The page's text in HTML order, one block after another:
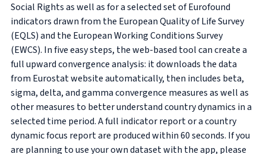
Social Rights as well as for a selected set of Eurofound
indicators drawn from the European Quality of Life Survey
(EQLS) and the European Working Conditions Survey
(EWCS). In five easy steps, the web-based tool can create a
full upward convergence analysis: it downloads the data
from Eurostat website automatically, then includes beta,
sigma, delta, and gamma convergence measures as well as
other measures to better understand country dynamics in a
selected time period. A full indicator report or a country
dynamic focus report are produced within 60 seconds. If you
are planning to use your own dataset with the app, please